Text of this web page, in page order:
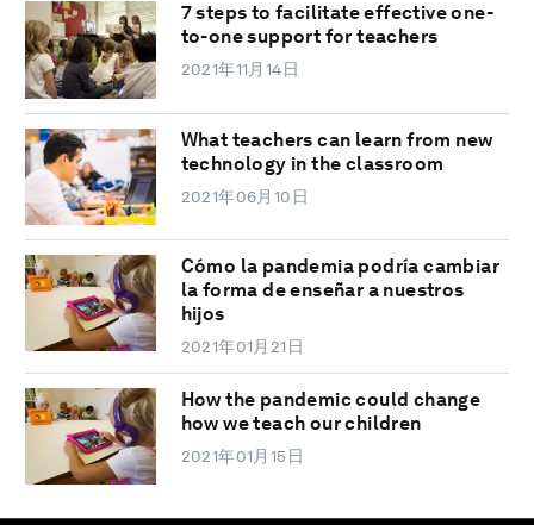
7 steps to facilitate effective one-
to-one support for teachers
2021年11月14日
What teachers can learn from new
technology in the classroom
2021年06月10日
Cómo la pandemia podría cambiar
la forma de enseñar a nuestros
hijos
2021年01月21日
How the pandemic could change
how we teach our children
2021年01月15日